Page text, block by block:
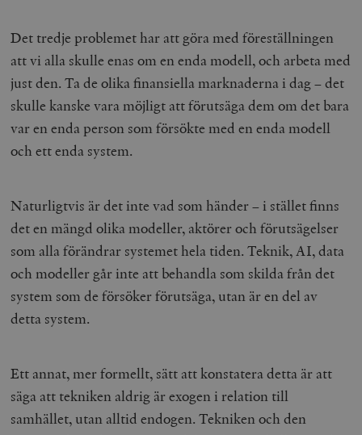
Det tredje problemet har att göra med föreställningen
att vi alla skulle enas om en enda modell, och arbeta med
just den. Ta de olika finansiella marknaderna i dag – det
skulle kanske vara möjligt att förutsäga dem om det bara
var en enda person som försökte med en enda modell
och ett enda system.
Naturligtvis är det inte vad som händer – i stället finns
det en mängd olika modeller, aktörer och förutsägelser
som alla förändrar systemet hela tiden. Teknik, AI, data
och modeller går inte att behandla som skilda från det
system som de försöker förutsäga, utan är en del av
detta system.
Ett annat, mer formellt, sätt att konstatera detta är att
säga att tekniken aldrig är exogen i relation till
samhället, utan alltid endogen. Tekniken och den